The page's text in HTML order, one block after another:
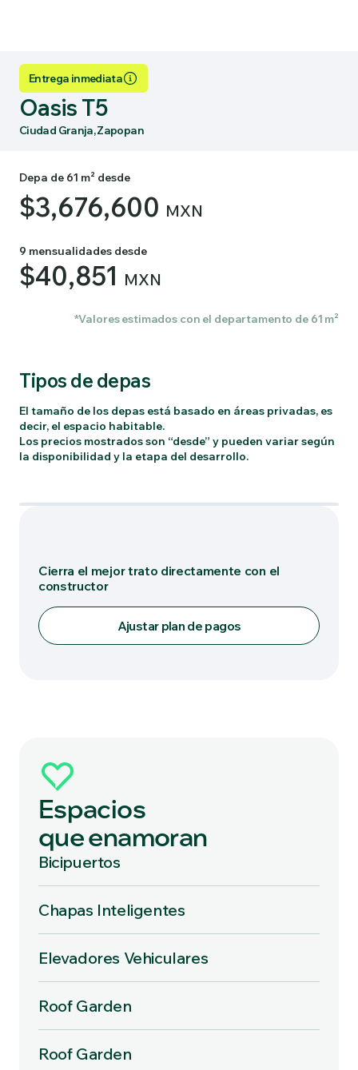
Entrega inmediata
Oasis T5
Ciudad Granja, Zapopan
Depa de 61 m² desde
$3,676,600 MXN
9 mensualidades desde
$40,851 MXN
*Valores estimados con el departamento de 61 m²
Tipos de depas
El tamaño de los depas está basado en áreas privadas, es
decir, el espacio habitable.
Los precios mostrados son “desde” y pueden variar según
la disponibilidad y la etapa del desarrollo.
Cierra el mejor trato directamente con el
constructor
Ajustar plan de pagos
Espacios
que enamoran
Bicipuertos
Chapas Inteligentes
Elevadores Vehiculares
Roof Garden
Roof Garden